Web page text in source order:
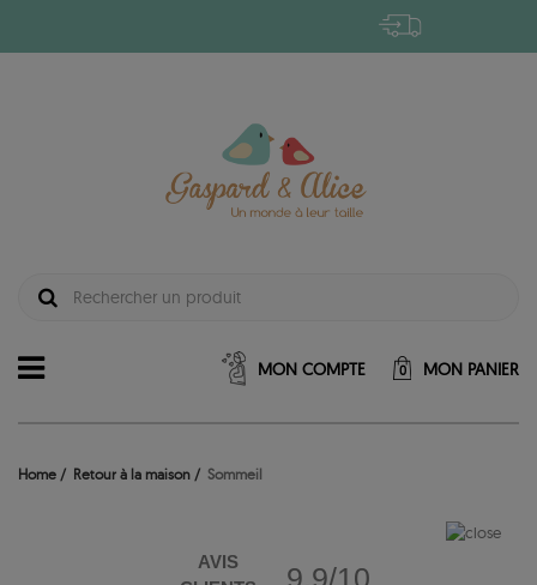
MON COMPTE 0 MON PANIER
Home Retour à la maison Sommeil
AVIS
9.9/10